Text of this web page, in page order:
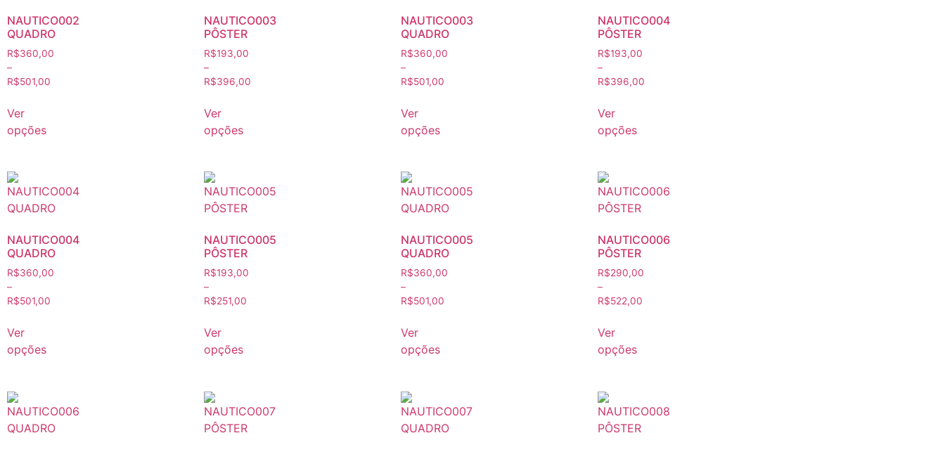
NAUTICO002
QUADRO
R$360,00
–
R$501,00
Ver
opções
NAUTICO003
PÔSTER
R$193,00
–
R$396,00
Ver
opções
NAUTICO003
QUADRO
R$360,00
–
R$501,00
Ver
opções
NAUTICO004
PÔSTER
R$193,00
–
R$396,00
Ver
opções
NAUTICO004
QUADRO
R$360,00
–
R$501,00
Ver
opções
NAUTICO005
PÔSTER
R$193,00
–
R$251,00
Ver
opções
NAUTICO005
QUADRO
R$360,00
–
R$501,00
Ver
opções
NAUTICO006
PÔSTER
R$290,00
–
R$522,00
Ver
opções